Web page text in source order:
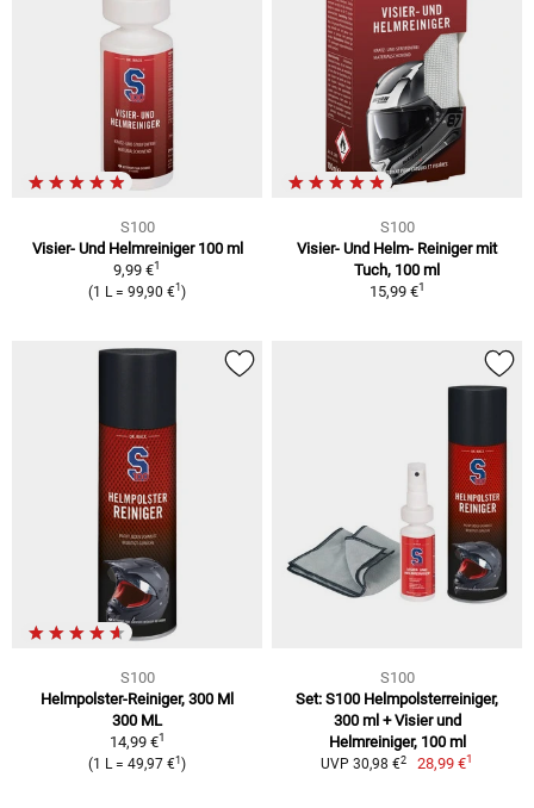
S100
Visier- Und Helmreiniger 100 ml
9,99 €1
(1 L = 99,90 €1 )
S100
Visier- Und Helm- Reiniger mit
Tuch, 100 ml
15,99 €1
S100
Helmpolster-Reiniger, 300 Ml
300 ML
14,99 €1
(1 L = 49,97 €1 )
S100
Set: S100 Helmpolsterreiniger,
300 ml + Visier und
Helmreiniger, 100 ml
UVP 30,98 €2 28,99 €1